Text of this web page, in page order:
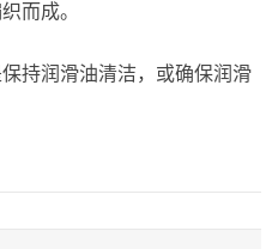
而成。
持润滑油清洁，或确保润滑